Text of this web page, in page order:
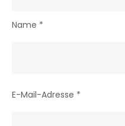
Name *
E-Mail-Adresse *